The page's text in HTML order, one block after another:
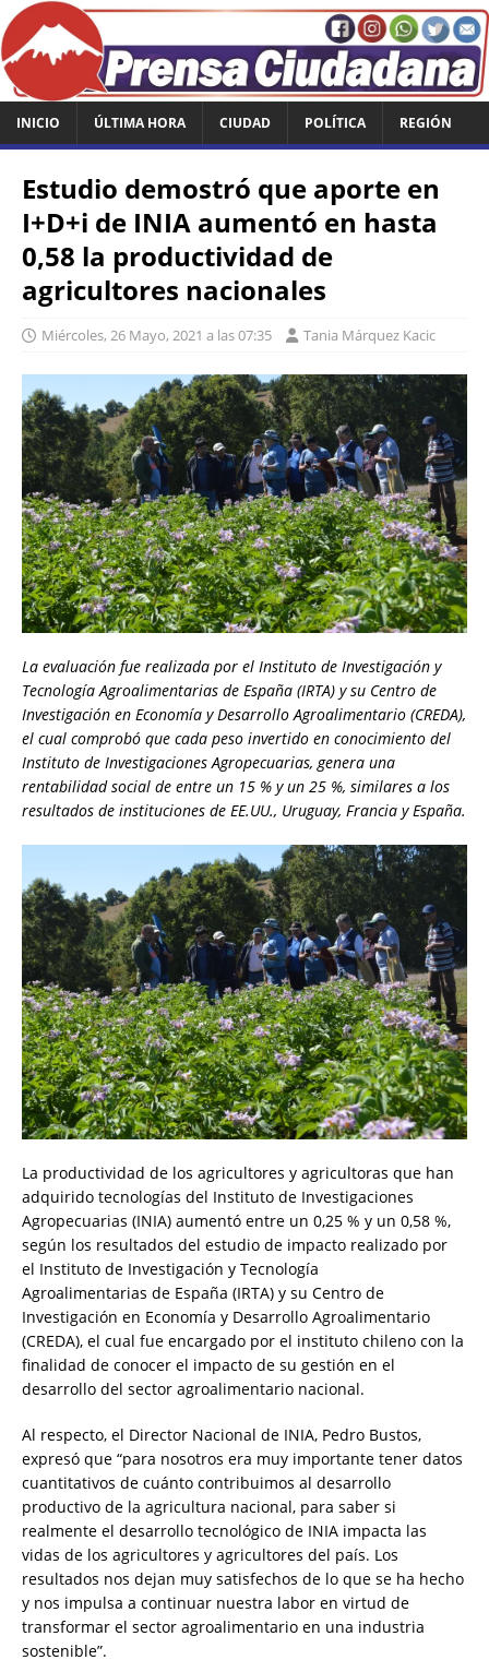
INICIO ÚLTIMA HORA CIUDAD POLÍTICA REGIÓN
Estudio demostró que aporte en
I+D+i de INIA aumentó en hasta
0,58 la productividad de
agricultores nacionales
Miércoles, 26 Mayo, 2021 a las 07:35 Tania Márquez Kacic
La evaluación fue realizada por el Instituto de Investigación y
Tecnología Agroalimentarias de España (IRTA) y su Centro de
Investigación en Economía y Desarrollo Agroalimentario (CREDA),
el cual comprobó que cada peso invertido en conocimiento del
Instituto de Investigaciones Agropecuarias, genera una
rentabilidad social de entre un 15 % y un 25 %, similares a los
resultados de instituciones de EE.UU., Uruguay, Francia y España.
La productividad de los agricultores y agricultoras que han
adquirido tecnologías del Instituto de Investigaciones
Agropecuarias (INIA) aumentó entre un 0,25 % y un 0,58 %,
según los resultados del estudio de impacto realizado por
el Instituto de Investigación y Tecnología
Agroalimentarias de España (IRTA) y su Centro de
Investigación en Economía y Desarrollo Agroalimentario
(CREDA), el cual fue encargado por el instituto chileno con la
finalidad de conocer el impacto de su gestión en el
desarrollo del sector agroalimentario nacional.
Al respecto, el Director Nacional de INIA, Pedro Bustos,
expresó que “para nosotros era muy importante tener datos
cuantitativos de cuánto contribuimos al desarrollo
productivo de la agricultura nacional, para saber si
realmente el desarrollo tecnológico de INIA impacta las
vidas de los agricultores y agricultores del país. Los
resultados nos dejan muy satisfechos de lo que se ha hecho
y nos impulsa a continuar nuestra labor en virtud de
transformar el sector agroalimentario en una industria
sostenible”.